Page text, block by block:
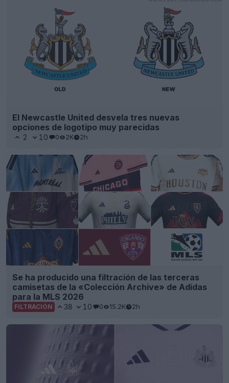
El Newcastle United desvela tres nuevas
opciones de logotipo muy parecidas
2 10 0 2K 2h
Se ha producido una filtración de las terceras
camisetas de la «Colección Archive» de Adidas
para la MLS 2026
FILTRACIÓN 38 10 0 15.2K 2h